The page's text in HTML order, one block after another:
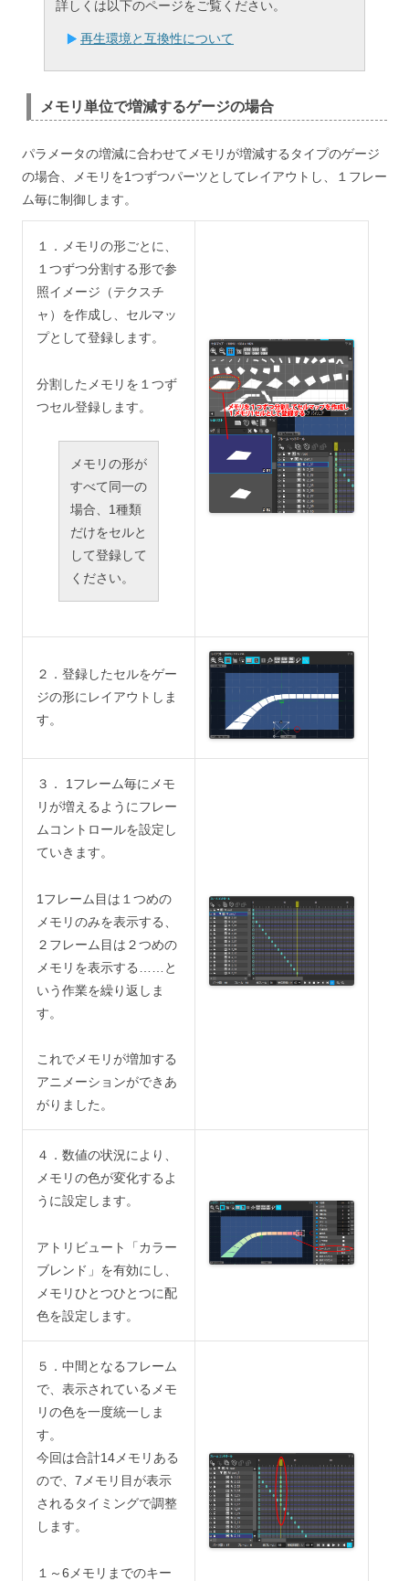
詳しくは以下のページをご覧ください。
再生環境と互換性について
メモリ単位で増減するゲージの場合
パラメータの増減に合わせてメモリが増減するタイプのゲージ
の場合、メモリを1つずつパーツとしてレイアウトし、１フレー
ム毎に制御します。
１．メモリの形ごとに、
１つずつ分割する形で参
照イメージ（テクスチ
ャ）を作成し、セルマッ
プとして登録します。
分割したメモリを１つず
つセル登録します。
メモリの形が
すべて同一の
場合、1種類
だけをセルと
して登録して
ください。
２．登録したセルをゲー
ジの形にレイアウトしま
す。
３． 1フレーム毎にメモ
リが増えるようにフレー
ムコントロールを設定し
ていきます。
1フレーム目は１つめの
メモリのみを表示する、
２フレーム目は２つめの
メモリを表示する……と
いう作業を繰り返しま
す。
これでメモリが増加する
アニメーションができあ
がりました。
４．数値の状況により、
メモリの色が変化するよ
うに設定します。
アトリビュート「カラー
ブレンド」を有効にし、
メモリひとつひとつに配
色を設定します。
５．中間となるフレーム
で、表示されているメモ
リの色を一度統一しま
す。
今回は合計14メモリある
ので、7メモリ目が表示
されるタイミングで調整
します。
１～6メモリまでのキー